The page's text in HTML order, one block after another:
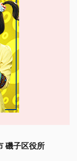
磯子区役所